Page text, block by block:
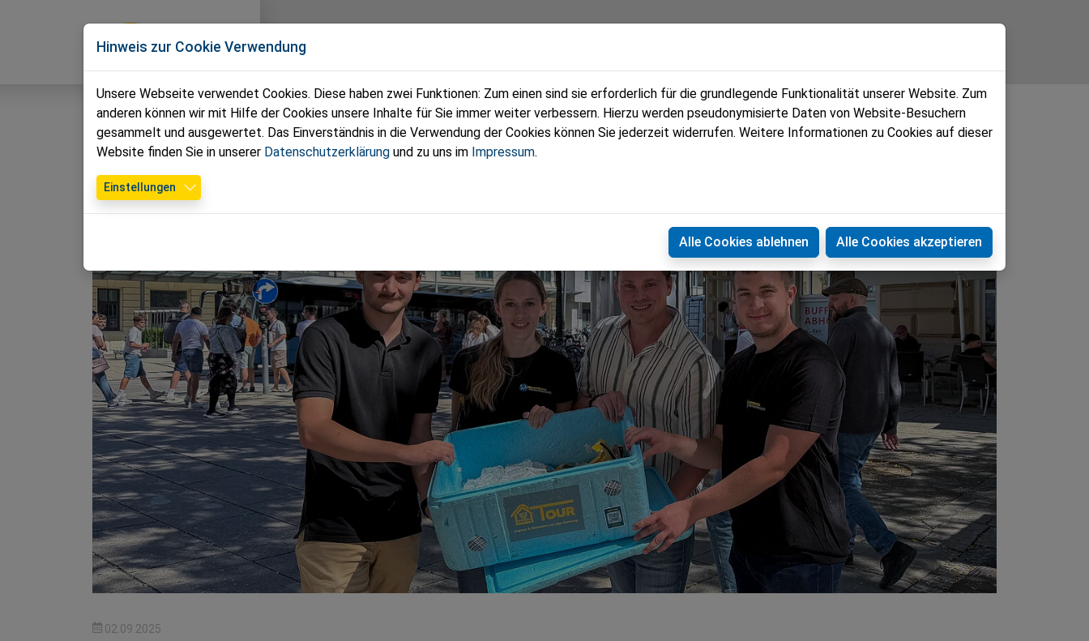
News
02.09.2025
Hinweis zur Cookie Verwendung
Unsere Webseite verwendet Cookies. Diese haben zwei Funktionen: Zum einen sind sie erforderlich für die grundlegende Funktionalität unserer Website. Zum
anderen können wir mit Hilfe der Cookies unsere Inhalte für Sie immer weiter verbessern. Hierzu werden pseudonymisierte Daten von Website-Besuchern
gesammelt und ausgewertet. Das Einverständnis in die Verwendung der Cookies können Sie jederzeit widerrufen. Weitere Informationen zu Cookies auf dieser
Website finden Sie in unserer Datenschutzerklärung und zu uns im Impressum.
Einstellungen
Alle Cookies ablehnen Alle Cookies akzeptieren